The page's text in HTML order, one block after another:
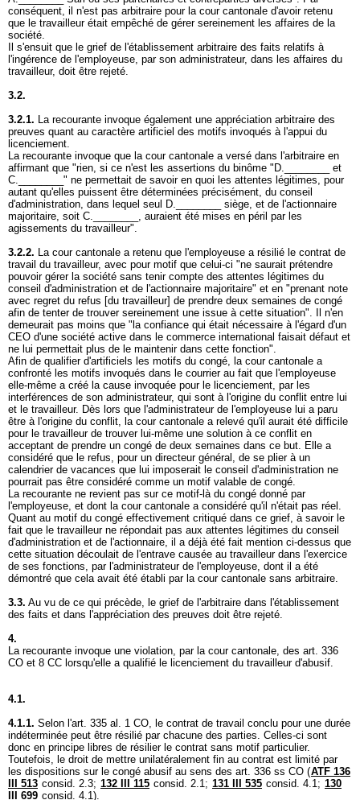
conséquent, il n'est pas arbitraire pour la cour cantonale d'avoir retenu
que le travailleur était empêché de gérer sereinement les affaires de la
société.
Il s'ensuit que le grief de l'établissement arbitraire des faits relatifs à
l'ingérence de l'employeuse, par son administrateur, dans les affaires du
travailleur, doit être rejeté.
3.2.
3.2.1. La recourante invoque également une appréciation arbitraire des
preuves quant au caractère artificiel des motifs invoqués à l'appui du
licenciement.
La recourante invoque que la cour cantonale a versé dans l'arbitraire en
affirmant que "rien, si ce n'est les assertions du binôme "D.________ et
C.________" ne permettait de savoir en quoi les attentes légitimes, pour
autant qu'elles puissent être déterminées précisément, du conseil
d'administration, dans lequel seul D.________ siège, et de l'actionnaire
majoritaire, soit C.________, auraient été mises en péril par les
agissements du travailleur".
3.2.2. La cour cantonale a retenu que l'employeuse a résilié le contrat de
travail du travailleur, avec pour motif que celui-ci "ne saurait prétendre
pouvoir gérer la société sans tenir compte des attentes légitimes du
conseil d'administration et de l'actionnaire majoritaire" et en "prenant note
avec regret du refus [du travailleur] de prendre deux semaines de congé
afin de tenter de trouver sereinement une issue à cette situation". Il n'en
demeurait pas moins que "la confiance qui était nécessaire à l'égard d'un
CEO d'une société active dans le commerce international faisait défaut et
ne lui permettait plus de le maintenir dans cette fonction".
Afin de qualifier d'artificiels les motifs du congé, la cour cantonale a
confronté les motifs invoqués dans le courrier au fait que l'employeuse
elle-même a créé la cause invoquée pour le licenciement, par les
interférences de son administrateur, qui sont à l'origine du conflit entre lui
et le travailleur. Dès lors que l'administrateur de l'employeuse lui a paru
être à l'origine du conflit, la cour cantonale a relevé qu'il aurait été difficile
pour le travailleur de trouver lui-même une solution à ce conflit en
acceptant de prendre un congé de deux semaines dans ce but. Elle a
considéré que le refus, pour un directeur général, de se plier à un
calendrier de vacances que lui imposerait le conseil d'administration ne
pourrait pas être considéré comme un motif valable de congé.
La recourante ne revient pas sur ce motif-là du congé donné par
l'employeuse, et dont la cour cantonale a considéré qu'il n'était pas réel.
Quant au motif du congé effectivement critiqué dans ce grief, à savoir le
fait que le travailleur ne répondait pas aux attentes légitimes du conseil
d'administration et de l'actionnaire, il a déjà été fait mention ci-dessus que
cette situation découlait de l'entrave causée au travailleur dans l'exercice
de ses fonctions, par l'administrateur de l'employeuse, dont il a été
démontré que cela avait été établi par la cour cantonale sans arbitraire.
3.3. Au vu de ce qui précède, le grief de l'arbitraire dans l'établissement
des faits et dans l'appréciation des preuves doit être rejeté.
4.
La recourante invoque une violation, par la cour cantonale, des art. 336
CO et 8 CC lorsqu'elle a qualifié le licenciement du travailleur d'abusif.
4.1.
4.1.1. Selon l'art. 335 al. 1 CO, le contrat de travail conclu pour une durée
indéterminée peut être résilié par chacune des parties. Celles-ci sont
donc en principe libres de résilier le contrat sans motif particulier.
Toutefois, le droit de mettre unilatéralement fin au contrat est limité par
les dispositions sur le congé abusif au sens des art. 336 ss CO (ATF 136
III 513 consid. 2.3; 132 III 115 consid. 2.1; 131 III 535 consid. 4.1; 130
III 699 consid. 4.1).